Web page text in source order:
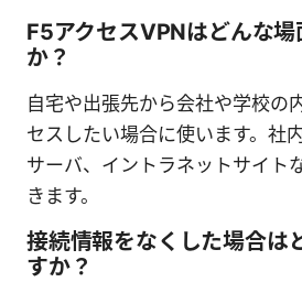
F5アクセスVPNはどんな場
か？
自宅や出張先から会社や学校の
セスしたい場合に使います。社
サーバ、イントラネットサイト
きます。
接続情報をなくした場合は
すか？